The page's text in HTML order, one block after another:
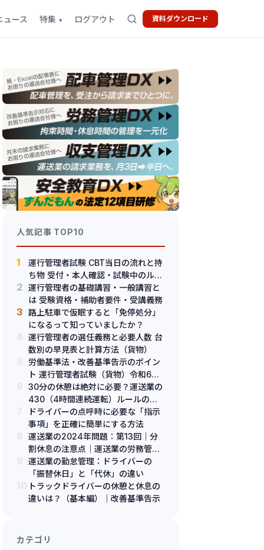
ュース 特集 ログアウト 資料ダウンロード
人気記事 TOP10
1
運行管理者試験 CBT当日の流れと持
ち物 受付・本人確認・試験中のルー
ル
2 運行管理者の基礎講習・一般講習と
は 受験資格・補助者要件・受講義務
3
路上駐車で仮眠すると「免停処分」
になるって知っていましたか？
運行管理者の選任義務と必要人数 台
数別の早見表と計算方法（貨物）
労働基準法・改善基準告示のポイン
ト 運行管理者試験（貨物）令和6年
改正対応
30分の休憩は絶対に必要？運送業の
430（4時間連続運転）ルールの解
説：2024年改正！（更新版）
ドライバーの点呼時に必要な「指示
事項」を正確に簡単にする方法
運送業の2024年問題：第13回｜分
割休息の注意点｜運送業の労務管理
における重要ポイント（改訂版）
運送業の勤怠管理：ドライバーの
「振替休日」と「代休」の違い
トラックドライバーの休憩と休息の
違いは？（基本編）｜改善基準告示
カテゴリ